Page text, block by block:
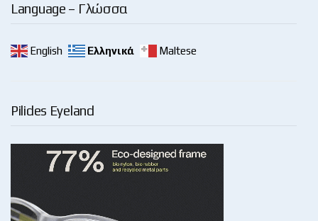
Language – Γλώσσα
English Ελληνικά Maltese
Pilides Eyeland